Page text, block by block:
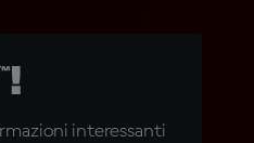
interessanti